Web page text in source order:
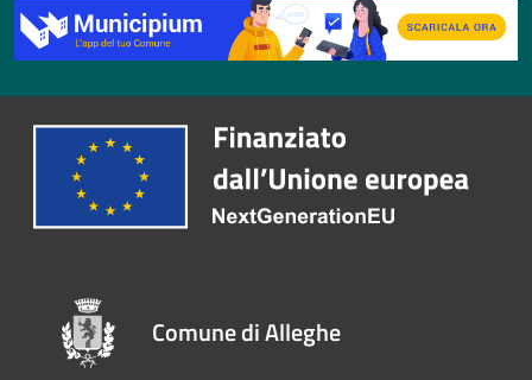
Comune di Alleghe